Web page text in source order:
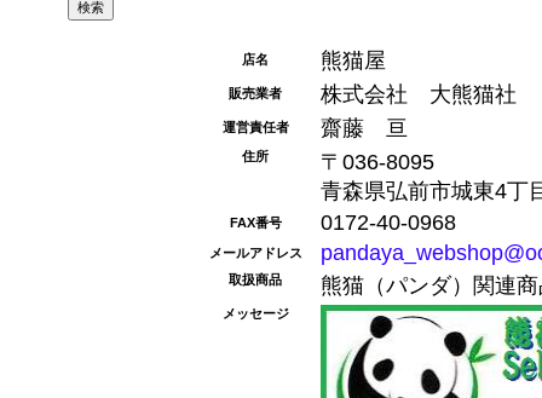
店名 熊猫屋
販売業者 株式会社 大熊猫社
運営責任者 齋藤 亘
住所
〒036-8095
青森県弘前市城東4丁
FAX番号 0172-40-0968
メールアドレス
取扱商品 熊猫（パンダ）関連
メッセージ